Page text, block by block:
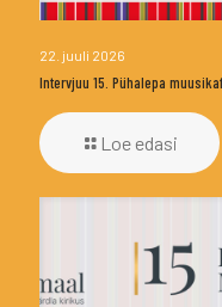
22. juuli 2026
Intervjuu 15. Pühalepa
Loe edasi